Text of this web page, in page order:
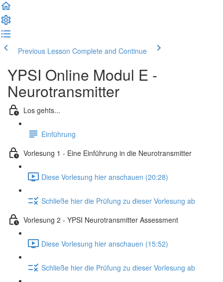
Previous Lesson Complete and Continue
YPSI Online Modul E -
Neurotransmitter
Los gehts...
Einführung
Vorlesung 1 - Eine Einführung in die Neurotransmitter
Diese Vorlesung hier anschauen (20:28)
Schließe hier die Prüfung zu dieser Vorlesung ab
Vorlesung 2 - YPSI Neurotransmitter Assessment
Diese Vorlesung hier anschauen (15:52)
Schließe hier die Prüfung zu dieser Vorlesung ab